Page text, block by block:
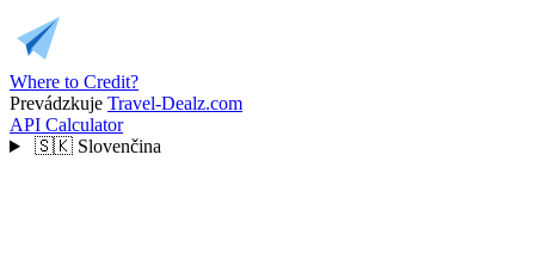
Where to Credit?
Prevádzkuje Travel-Dealz.com
API Calculator
🇸🇰 Slovenčina